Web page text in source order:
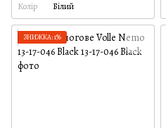
Колір
Білий
ЗНИЖКА: 1%